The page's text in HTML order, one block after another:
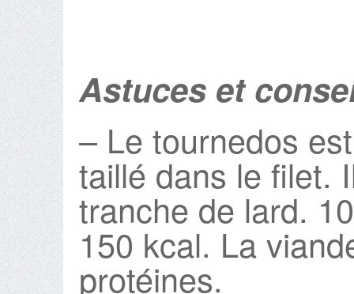
Astuces et
– Le tournedos
taillé dans le filet.
tranche de lard.
150 kcal. La
protéines.